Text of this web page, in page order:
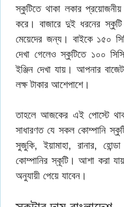
স্কুটিতে থাকা লকার
করে। বাজারে দুই ধরনের
মেয়েদের জন্য। বাইকে ১৫০
দেখা গেলেও স্কুটিতে ১০০
ইঞ্জিন দেখা যায়। আপনার
লক্ষ টাকার আশেপাশে।
তাহলে আজকের এই পোস্টে
সাধারণত যে সকল কোম্পানি
সুজুকি, ইয়ামাহা, রানার,
কোম্পানির স্কূটি। আশা করা
অনুযায়ী পেয়ে যাবেন।